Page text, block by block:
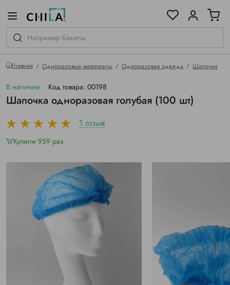
Главная Одноразовые материалы Одноразовая одежда Шапочки
В наличии Код товара: 00198
Шапочка одноразовая голубая (100 шт)
1 отзыв
Купили 959 раз
гамме